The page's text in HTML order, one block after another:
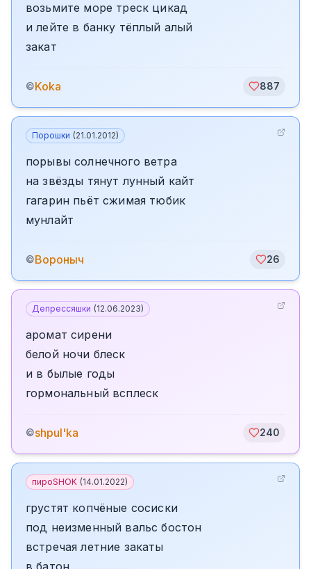
возьмите море треск цикад
и лейте в банку тёплый алый
закат
©Koka 887
Порошки (21.01.2012)
порывы солнечного ветра
на звёзды тянут лунный кайт
гагарин пьёт сжимая тюбик
мунлайт
©Вороныч 26
Депрессяшки (12.06.2023)
аромат сирени
белой ночи блеск
и в былые годы
гормональный всплеск
©shpul'ka 240
пироSHOK (14.01.2022)
грустят копчëные сосиски
под неизменный вальс бостон
встречая летние закаты
в батон